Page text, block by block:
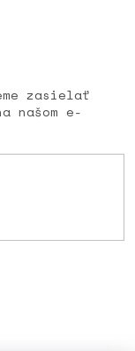
zasielať
našom e-